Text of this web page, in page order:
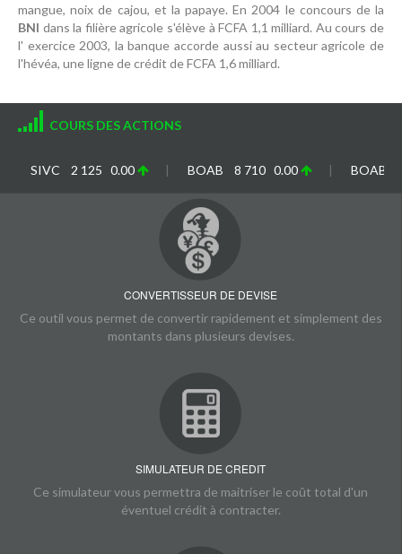
mangue, noix de cajou, et la papaye. En 2004 le concours de la
BNI dans la filière agricole s'élève à FCFA 1,1 milliard. Au cours de
l' exercice 2003, la banque accorde aussi au secteur agricole de
l'hévéa, une ligne de crédit de FCFA 1,6 milliard.
COURS DES ACTIONS
CONVERTISSEUR DE DEVISE
Ce outil vous permet de convertir rapidement et simplement des
montants dans plusieurs devises.
SIMULATEUR DE CREDIT
Ce simulateur vous permettra de maitriser le coût total d'un
éventuel crédit à contracter.